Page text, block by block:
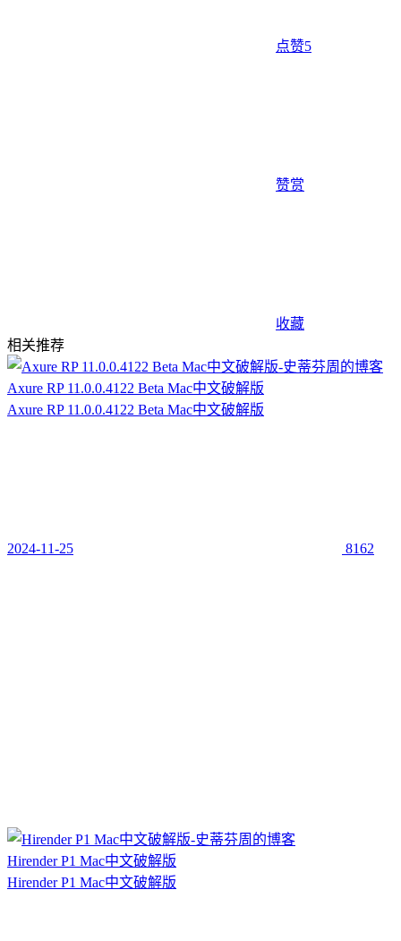
点赞5
赞赏
收藏
相关推荐
Axure RP 11.0.0.4122 Beta Mac中文破解版
Axure RP 11.0.0.4122 Beta Mac中文破解版
2024-11-25 8162
Hirender P1 Mac中文破解版
Hirender P1 Mac中文破解版